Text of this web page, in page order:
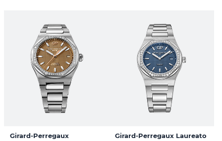
Girard-Perregaux
Girard-Perregaux Laureato